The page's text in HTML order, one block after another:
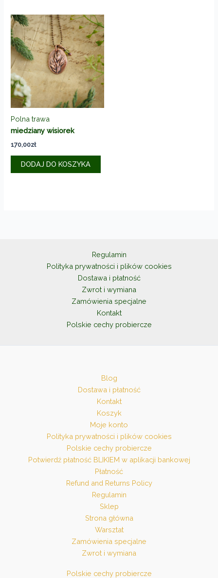
Polna trawa
miedziany wisiorek
170,00zł
DODAJ DO KOSZYKA
Regulamin
Polityka prywatności i plików cookies
Dostawa i płatność
Zwrot i wymiana
Zamówienia specjalne
Kontakt
Polskie cechy probiercze
Blog
Dostawa i płatność
Kontakt
Koszyk
Moje konto
Polityka prywatności i plików cookies
Polskie cechy probiercze
Potwierdź płatność BLIKIEM w aplikacji bankowej
Płatność
Refund and Returns Policy
Regulamin
Sklep
Strona główna
Warsztat
Zamówienia specjalne
Zwrot i wymiana
Polskie cechy probiercze